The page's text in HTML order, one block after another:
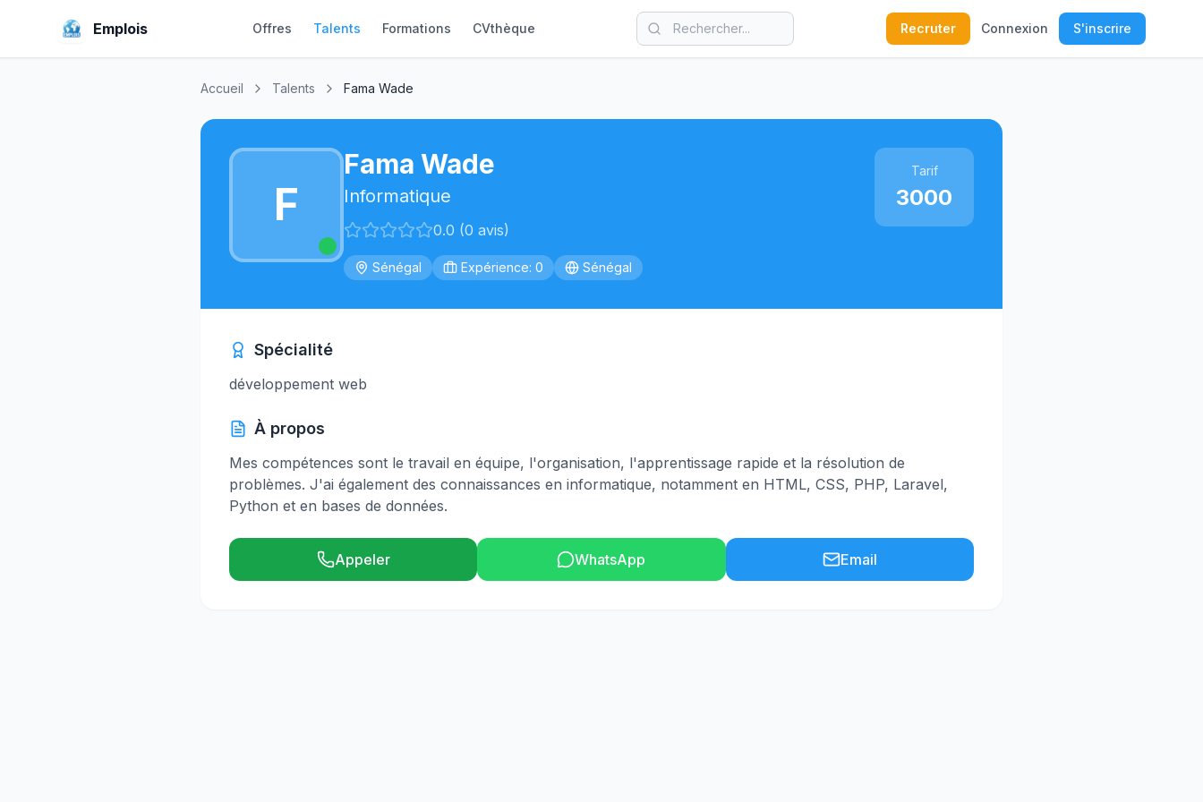
Emplois Offres Talents Formations CVthèque Recruter Connexion S'inscrire
Accueil Talents Fama Wade
F
Fama Wade
Informatique
0.0 (0 avis)
Sénégal Expérience: 0 Sénégal
Tarif
3000
Spécialité
développement web
À propos
Mes compétences sont le travail en équipe, l'organisation, l'apprentissage rapide et la résolution de
problèmes. J'ai également des connaissances en informatique, notamment en HTML, CSS, PHP, Laravel,
Python et en bases de données.
Appeler WhatsApp Email